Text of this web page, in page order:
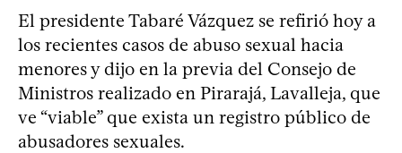
El presidente Tabaré Vázquez se refirió hoy a
los recientes casos de abuso sexual hacia
menores y dijo en la previa del Consejo de
Ministros realizado en Pirarajá, Lavalleja, que
ve “viable” que exista un registro público de
abusadores sexuales.